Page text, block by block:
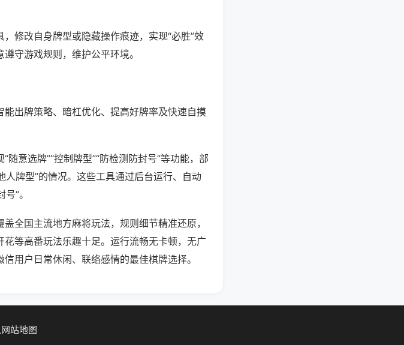
修改自身牌型或隐藏操作痕迹，实现“必胜”效
守游戏规则，维护公平环境。
出牌策略、暗杠优化、提高好牌率及快速自摸
意选牌”“控制牌型”“防检测防封号”等功能，部
人牌型”的情况。这些工具通过后台运行、自动
”。
全国主流地方麻将玩法，规则细节精准还原，
等高番玩法乐趣十足。运行流畅无卡顿，无广
用户日常休闲、联络感情的最佳棋牌选择。
网站地图